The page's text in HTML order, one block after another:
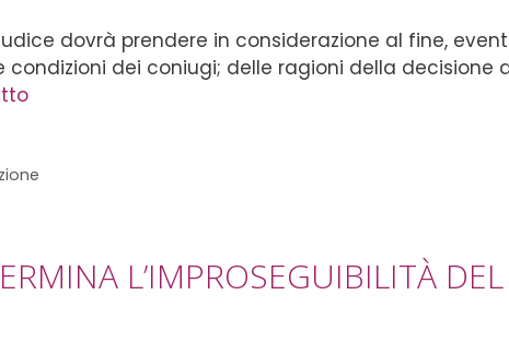
dovrà prendere in considerazione al fine,
dei coniugi; delle ragioni della
L’IMPROSEGUIBILITÀ